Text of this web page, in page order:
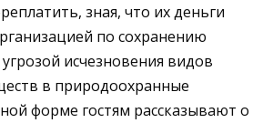
зная, что их деньги
по сохранению
исчезновения видов
в природоохранные
форме гостям рассказывают о